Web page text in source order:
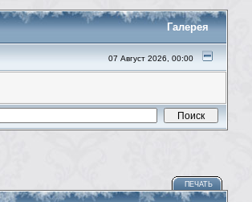
Галерея
07 Август 2026, 00:00
ПЕЧАТЬ